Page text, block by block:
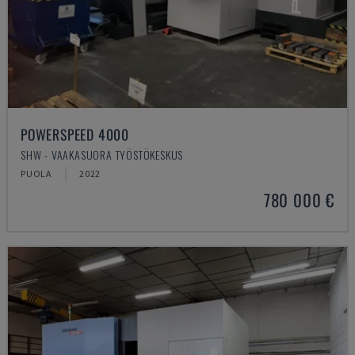
POWERSPEED 4000
SHW - VAAKASUORA TYÖSTÖKESKUS
PUOLA 2022
780 000 €